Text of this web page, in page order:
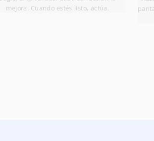
mejora. Cuando estés listo, actúa.